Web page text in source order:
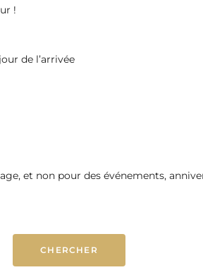
!
de l’arrivée
et non pour des événements,